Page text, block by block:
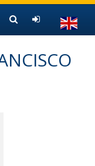
s)